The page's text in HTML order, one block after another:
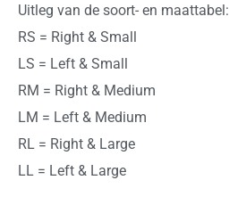
Uitleg van de soort- en maattabel:
RS = Right & Small
LS = Left & Small
RM = Right & Medium
LM = Left & Medium
RL = Right & Large
LL = Left & Large